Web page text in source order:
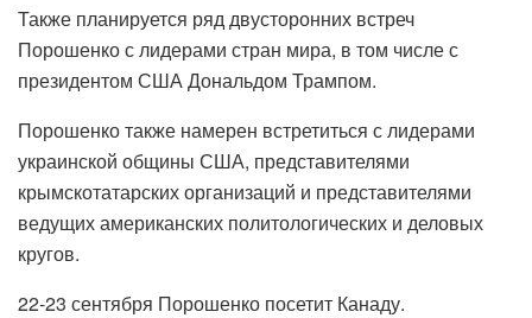
Также планируется ряд двусторонних встреч
Порошенко с лидерами стран мира, в том числе с
президентом США Дональдом Трампом.
Порошенко также намерен встретиться с лидерами
украинской общины США, представителями
крымскотатарских организаций и представителями
ведущих американских политологических и деловых
кругов.
22-23 сентября Порошенко посетит Канаду.